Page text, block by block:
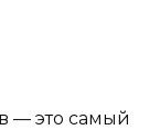
— это самый